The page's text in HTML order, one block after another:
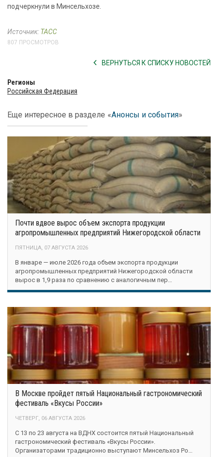
подчеркнули в Минсельхозе.
Источник: ТАСС
807 ПРОСМОТРОВ
ВЕРНУТЬСЯ К СПИСКУ НОВОСТЕЙ
Регионы
Российская Федерация
Еще интересное в разделе «Анонсы и события»
Почти вдвое вырос объем экспорта продукции
агропромышленных предприятий Нижегородской области
ПЯТНИЦА, 07 АВГУСТА 2026
В январе — июле 2026 года объем экспорта продукции
агропромышленных предприятий Нижегородской области
вырос в 1,9 раза по сравнению с аналогичным пер…
В Москве пройдет пятый Национальный гастрономический
фестиваль «Вкусы России»
ЧЕТВЕРГ, 06 АВГУСТА 2026
С 13 по 23 августа на ВДНХ состоится пятый Национальный
гастрономический фестиваль «Вкусы России».
Организаторами традиционно выступают Минсельхоз Ро…